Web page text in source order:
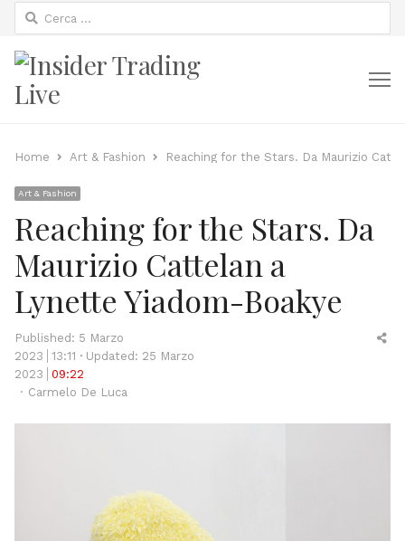
Ricerca
per:
Home Art & Fashion Reaching for the Stars. Da Maurizio
Art & Fashion
Reaching for the Stars. Da
Maurizio Cattelan a
Lynette Yiadom-Boakye
Published: 5 Marzo
2023
13:11
Updated: 25 Marzo
2023
09:22
Author
Carmelo De Luca